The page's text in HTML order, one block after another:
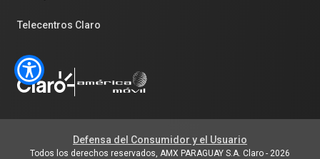
Telecentros Claro
Todos los derechos reservados, AMX PARAGUAY S.A. Claro - 2026
Defensa del Consumidor y el Usuario